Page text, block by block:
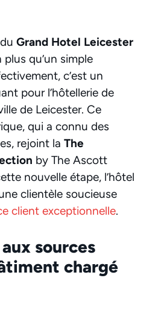
Grand Hotel Leicester
qu’un simple
c’est un
pour l’hôtellerie de
de Leicester. Ce
qui a connu des
rejoint la The
by The Ascott
nouvelle étape, l’hôtel
clientèle soucieuse
client exceptionnelle.
sources
chargé